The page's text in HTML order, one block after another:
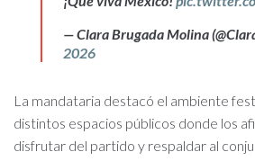
— Clara Brugada Molina
2026
La mandataria destacó el ambiente
distintos espacios públicos donde los
disfrutar del partido y respaldar al